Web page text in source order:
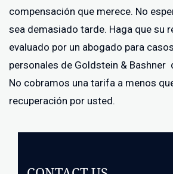
compensación que merece. No
sea demasiado tarde. Haga que su
evaluado por un abogado para
personales de Goldstein & Bashner
No cobramos una tarifa a menos
recuperación por usted.